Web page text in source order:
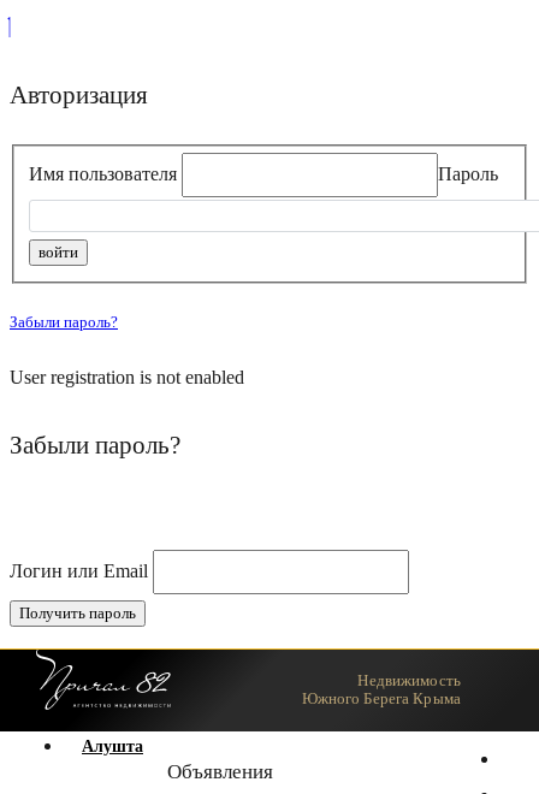
Авторизация
Имя пользователя Пароль
Забыли пароль?
User registration is not enabled
Забыли пароль?
Логин или Email
Ялта
Алушта
Недвижимость
Южного Берега Крыма
Объявления